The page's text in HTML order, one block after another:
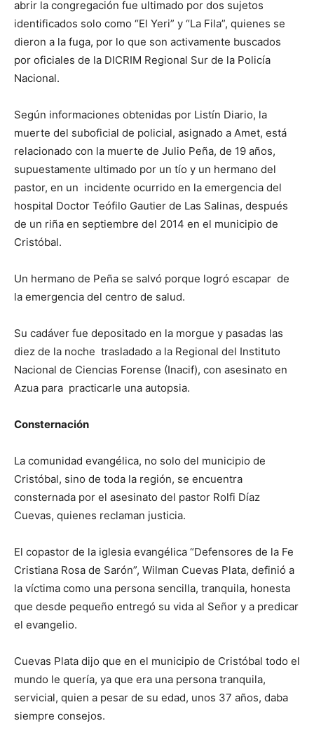
abrir la congregación fue ultimado por dos sujetos
identificados solo como “El Yeri” y “La Fila”, quienes se
dieron a la fuga, por lo que son activamente buscados
por oficiales de la DICRIM Regional Sur de la Policía
Nacional.
Según informaciones obtenidas por Listín Diario, la
muerte del suboficial de policial, asignado a Amet, está
relacionado con la muerte de Julio Peña, de 19 años,
supuestamente ultimado por un tío y un hermano del
pastor, en un incidente ocurrido en la emergencia del
hospital Doctor Teófilo Gautier de Las Salinas, después
de un riña en septiembre del 2014 en el municipio de
Cristóbal.
Un hermano de Peña se salvó porque logró escapar de
la emergencia del centro de salud.
Su cadáver fue depositado en la morgue y pasadas las
diez de la noche trasladado a la Regional del Instituto
Nacional de Ciencias Forense (Inacif), con asesinato en
Azua para practicarle una autopsia.
Consternación
La comunidad evangélica, no solo del municipio de
Cristóbal, sino de toda la región, se encuentra
consternada por el asesinato del pastor Rolfi Díaz
Cuevas, quienes reclaman justicia.
El copastor de la iglesia evangélica “Defensores de la Fe
Cristiana Rosa de Sarón”, Wilman Cuevas Plata, definió a
la víctima como una persona sencilla, tranquila, honesta
que desde pequeño entregó su vida al Señor y a predicar
el evangelio.
Cuevas Plata dijo que en el municipio de Cristóbal todo el
mundo le quería, ya que era una persona tranquila,
servicial, quien a pesar de su edad, unos 37 años, daba
siempre consejos.